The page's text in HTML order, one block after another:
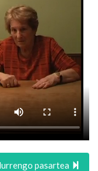
pasartea